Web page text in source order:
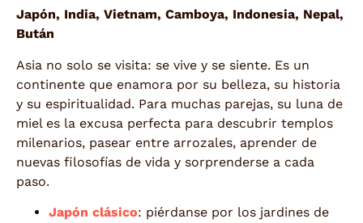
Japón, India, Vietnam, Camboya, Indonesia, Nepal,
Bután
Asia no solo se visita: se vive y se siente. Es un
continente que enamora por su belleza, su historia
y su espiritualidad. Para muchas parejas, su luna de
miel es la excusa perfecta para descubrir templos
milenarios, pasear entre arrozales, aprender de
nuevas filosofías de vida y sorprenderse a cada
paso.
Japón clásico: piérdanse por los jardines de